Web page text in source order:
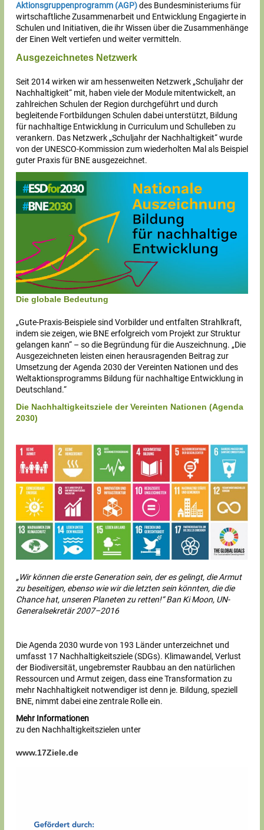
Aktionsgruppenprogramm (AGP)des Bundesministeriums für
wirtschaftliche Zusammenarbeit und Entwicklung Engagierte in
Schulen und Initiativen, die ihr Wissen über die Zusammenhänge
der Einen Welt vertiefen und weiter vermitteln.
Ausgezeichnetes Netzwerk
Seit 2014 wirken wir am hessenweiten Netzwerk „Schuljahr der
Nachhaltigkeit“ mit, haben viele der Module mitentwickelt, an
zahlreichen Schulen der Region durchgeführt und durch
begleitende Fortbildungen Schulen dabei unterstützt, Bildung
für nachhaltige Entwicklung in Curriculum und Schulleben zu
verankern. Das Netzwerk „Schuljahr der Nachhaltigkeit“ wurde
von der UNESCO-Kommission zum wiederholten Mal als Beispiel
guter Praxis für BNE ausgezeichnet.
Die globale Bedeutung
„Gute-Praxis-Beispiele sind Vorbilder und entfalten Strahlkraft,
indem sie zeigen, wie BNE erfolgreich vom Projekt zur Struktur
gelangen kann“ – so die Begründung für die Auszeichnung. „Die
Ausgezeichneten leisten einen herausragenden Beitrag zur
Umsetzung der Agenda 2030 der Vereinten Nationen und des
Weltaktionsprogramms Bildung für nachhaltige Entwicklung in
Deutschland.“
Die Nachhaltigkeitsziele der Vereinten Nationen (Agenda
2030)
„Wir können die erste Generation sein, der es gelingt, die Armut
zu beseitigen, ebenso wie wir die letzten sein könnten, die die
Chance hat, unseren Planeten zu retten!“ Ban Ki Moon, UN-
Generalsekretär 2007–2016
Die Agenda 2030 wurde von 193 Länder unterzeichnet und
umfasst 17 Nachhaltigkeitsziele (SDGs). Klimawandel, Verlust
der Biodiversität, ungebremster Raubbau an den natürlichen
Ressourcen und Armut zeigen, dass eine Transformation zu
mehr Nachhaltigkeit notwendiger ist denn je. Bildung, speziell
BNE, nimmt dabei eine zentrale Rolle ein.
Mehr Informationen
zu den Nachhaltigkeitszielen unter
www.17Ziele.de